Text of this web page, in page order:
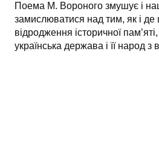
Поема М. Вороного змушує і
замислюватися над тим, як і де
відродження історичної
українська держава і її народ з